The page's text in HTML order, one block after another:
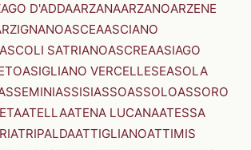
D'ADDAARZANAARZANOARZENE
ASCEAASCIANO
ASCOLI SATRIANOASCREAASIAGO
ASIGLIANO VERCELLESEASOLA
ASSISIASSOASSOLOASSORO
ATELLAATENA LUCANAATESSA
ATRIPALDAATTIGLIANOATTIMIS